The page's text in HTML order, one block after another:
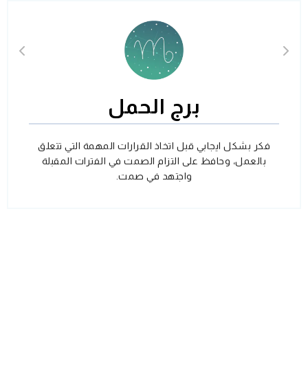
برج الحمل
فكر بشكل ايجابي قبل اتخاذ القرارات المهمة التي تتعلق
بالعمل، وحافظ على التزام الصمت في الفترات المقبلة
واجتهد في صمت.